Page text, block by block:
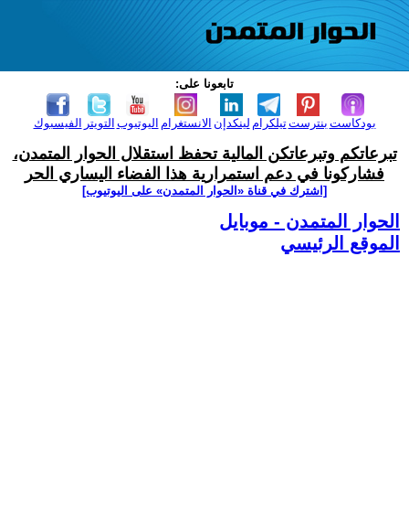
تابعونا على:
الفيسبوك التويتر اليوتيوب الانستغرام لينكدإن تيلكرامبنترست بودكاست
تبرعاتكم وتبرعاتكن المالية تحفظ استقلال الحوار المتمدن،
فشاركونا في دعم استمرارية هذا الفضاء اليساري الحر
[اشترك في قناة ‫«الحوار المتمدن» على اليوتيوب]
الحوار المتمدن - موبايل
الموقع الرئيسي